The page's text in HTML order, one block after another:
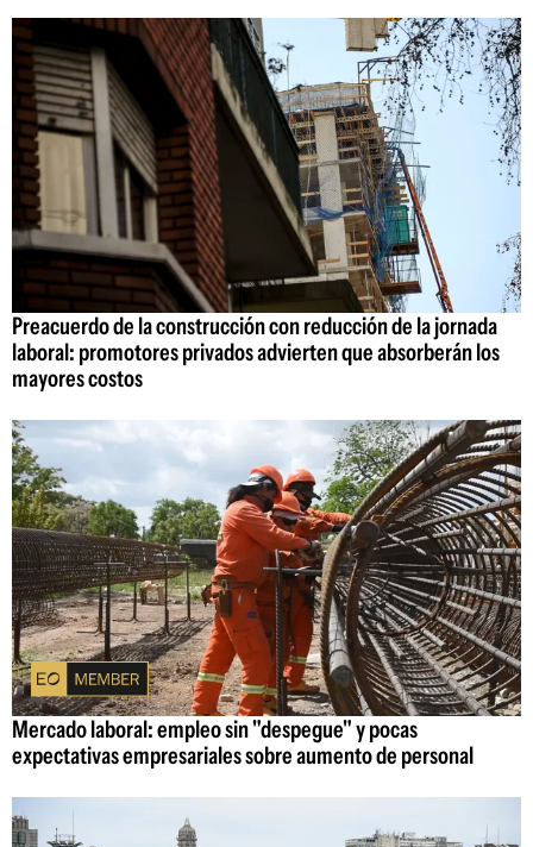
Preacuerdo de la construcción con reducción de la jornada
laboral: promotores privados advierten que absorberán los
mayores costos
Mercado laboral: empleo sin "despegue" y pocas
expectativas empresariales sobre aumento de personal